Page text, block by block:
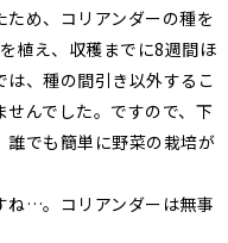
め、コリアンダーの種を
植え、収穫までに8週間ほ
、種の間引き以外するこ
んでした。ですので、下
誰でも簡単に野菜の栽培が
ね…。コリアンダーは無事